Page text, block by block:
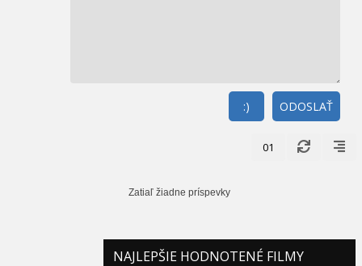
ODOSLAŤ
:)
01
Zatiaľ žiadne príspevky
NAJLEPŠIE HODNOTENÉ FILMY